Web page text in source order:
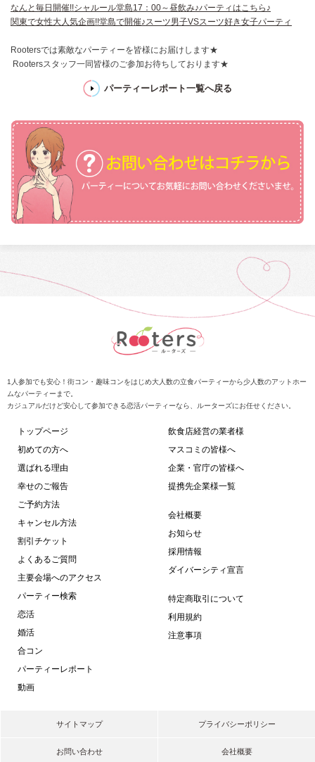
なんと毎日開催!!シャルール堂島17：00～昼飲み♪パーティはこちら♪
関東で女性大人気企画!!堂島で開催♪スーツ男子VSスーツ好き女子パーティ
Rootersでは素敵なパーティーを皆様にお届けします★
Rootersスタッフ一同皆様のご参加お待ちしております★
パーティーレポート一覧へ戻る
1人参加でも安心！街コン・趣味コンをはじめ大人数の立食パーティーから少人数のアットホー
ムなパーティーまで。
カジュアルだけど安心して参加できる恋活パーティーなら、ルーターズにお任せください。
トップページ
初めての方へ
選ばれる理由
幸せのご報告
ご予約方法
キャンセル方法
割引チケット
よくあるご質問
主要会場へのアクセス
パーティー検索
恋活
婚活
合コン
パーティーレポート
動画
飲食店経営の業者様
マスコミの皆様へ
企業・官庁の皆様へ
提携先企業様一覧
会社概要
お知らせ
採用情報
ダイバーシティ宣言
特定商取引について
利用規約
注意事項
サイトマップ プライバシーポリシー
お問い合わせ 会社概要